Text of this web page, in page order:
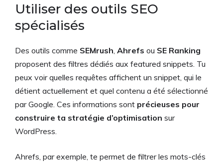
Utiliser des outils SEO
spécialisés
Des outils comme SEMrush Ahrefs ou SE Ranking
proposent des filtres dédiés aux featured snippets. Tu
peux voir quelles requêtes affichent un snippet, qui le
détient actuellement et quel contenu a été sélectionné
par Google. Ces informations sont précieuses pour
construire ta stratégie d’optimisation sur
WordPress.
Ahrefs, par exemple, te permet de filtrer les mots-clés